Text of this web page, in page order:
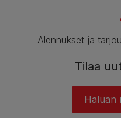
Alennukset ja
Tilaa
Haluan